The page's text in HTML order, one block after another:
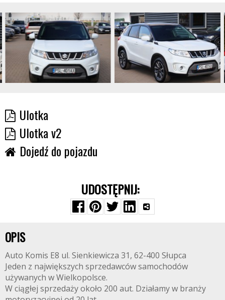
Ulotka
Ulotka v2
Dojedź do pojazdu
UDOSTĘPNIJ:
OPIS
Auto Komis E8 ul. Sienkiewicza 31, 62-400 Słupca
Jeden z największych sprzedawców samochodów
używanych w Wielkopolsce.
W ciągłej sprzedaży około 200 aut. Działamy w branży